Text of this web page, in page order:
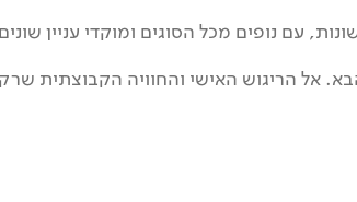
עם נופים מכל הסוגים ומוקדי עניין
אל הריגוש האישי והחוויה הקבוצתית